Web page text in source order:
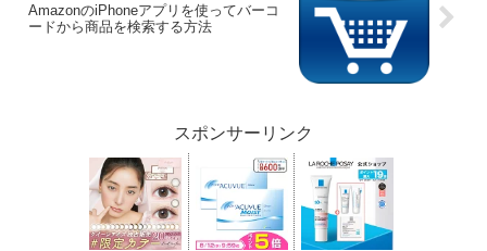
AmazonのiPhoneアプリを使ってバーコ
ードから商品を検索する方法
スポンサーリンク